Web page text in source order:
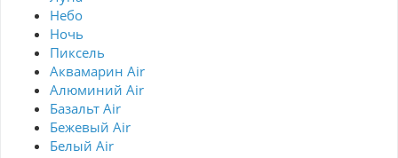
Небо
Ночь
Пиксель
Аквамарин Air
Алюминий Air
Базальт Air
Бежевый Air
Белый Air